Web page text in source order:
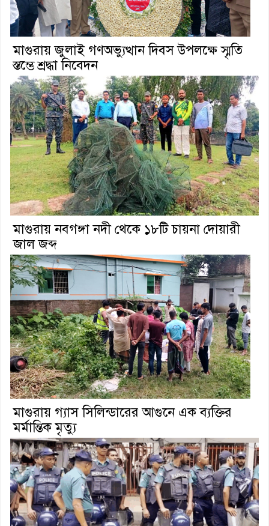
মাগুরায় জুলাই গণঅভ্যুত্থান দিবস উপলক্ষে স্মৃতি
স্তম্ভে শ্রদ্ধা নিবেদন
মাগুরায় নবগঙ্গা নদী থেকে ১৮টি চায়না দোয়ারী
জাল জব্দ
মাগুরায় গ্যাস সিলিন্ডারের আগুনে এক ব্যক্তির
মর্মান্তিক মৃত্যু